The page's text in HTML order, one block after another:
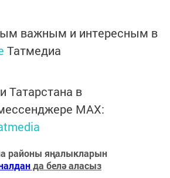
важным и интересным в
Татмедиа
Татарстана в
MАХ:
районы яңалыкларын
да белә аласыз